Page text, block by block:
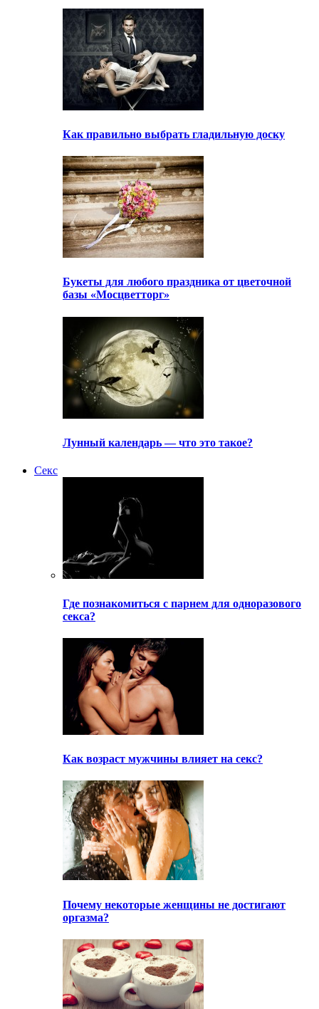
Как правильно выбрать гладильную доску
Букеты для любого праздника от цветочной
базы «Мосцветторг»
Лунный календарь — что это такое?
Секс
Где познакомиться с парнем для одноразового
секса?
Как возраст мужчины влияет на секс?
Почему некоторые женщины не достигают
оргазма?